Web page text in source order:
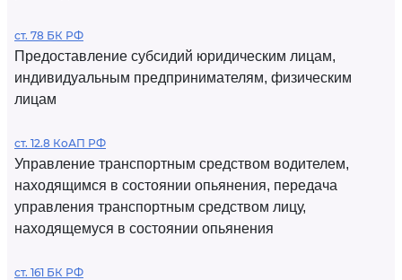
ст. 78 БК РФ
Предоставление субсидий юридическим лицам,
индивидуальным предпринимателям, физическим
лицам
ст. 12.8 КоАП РФ
Управление транспортным средством водителем,
находящимся в состоянии опьянения, передача
управления транспортным средством лицу,
находящемуся в состоянии опьянения
ст. 161 БК РФ